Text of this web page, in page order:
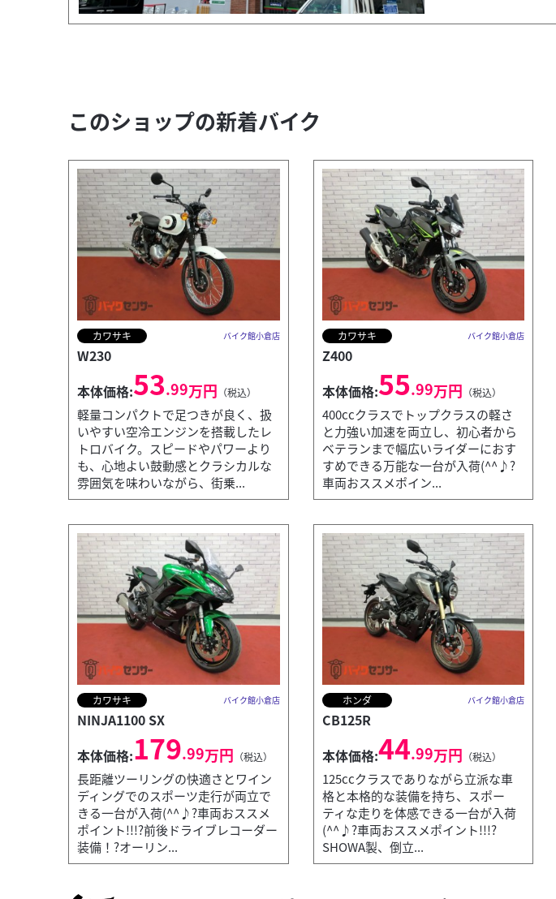
このショップの新着バイク
カワサキ
カワサキ バイク館小倉店
W230
本体価格:53.99万円 （税込）
軽量コンパクトで足つきが良く、扱
いやすい空冷エンジンを搭載したレ
トロバイク。スピードやパワーより
も、心地よい鼓動感とクラシカルな
雰囲気を味わいながら、街乗...
カワサキ バイク館小倉店
Z400
本体価格:55.99万円 （税込）
400ccクラスでトップクラスの軽さ
と力強い加速を両立し、初心者から
ベテランまで幅広いライダーにおす
すめできる万能な一台が入荷(^^♪?
車両おススメポイン...
カワサキ バイク館小倉店
NINJA1100 SX
本体価格:179.99万円 （税込）
長距離ツーリングの快適さとワイン
ディングでのスポーツ走行が両立で
きる一台が入荷(^^♪?車両おススメ
ポイント!!!?前後ドライブレコーダー
装備！?オーリン...
ホンダ バイク館小倉店
CB125R
本体価格:44.99万円 （税込）
125ccクラスでありながら立派な車
格と本格的な装備を持ち、スポー
ティな走りを体感できる一台が入荷
(^^♪?車両おススメポイント!!!?
SHOWA製、倒立...